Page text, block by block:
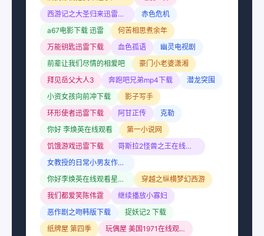
西游记之大圣归来迅雷下载
赤色危机
a67电影下载 迅雷
何苦相思煮余年
万能钥匙迅雷下载
血色孤语
幽灵电视剧
前辈让我们尽情的相爱吧
豪门小老婆潇湘
拜见岳父大人3
奔跑吧兄弟mp4下载
潜龙突围
小资女孩向前冲下载
影子写手
环形使者迅雷下载
阿甘正传
克勒
你好 李焕英在线观看
第一小说网
饥饿游戏迅雷下载
哥斯拉2怪兽之王在线观看
女教授的日常小男友作者一吻余生
你好李焕英在线观看星辰影院
穿越之纵横梦幻西游
我们都爱笑陈伟霆
继续播放小寡妇
恶作剧之吻韩版下载
捉妖记2 下载
纸牌屋 第四季
玩偶屋 美国1971在线观看